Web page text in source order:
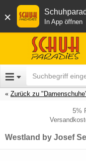
× In App öffnen
Zurück zu
5%
Westland by Josef